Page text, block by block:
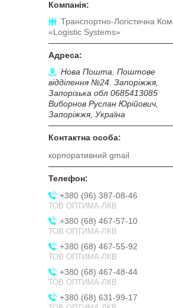
Транспортно-Логістична
«Logistic Systems»
Нова Пошта. Поштове
відділення №24. Запоріжжя,
Запорізька обл 0685413085
Виборнов Руслан Юрійович,
Запоріжжя, Україна
корпоративний gmail
+380 (96) 387-08-46
ТОВ ОПТИМА-ЛКВ
+380 (68) 467-57-10
ТОВ ОПТИМА-ЛКВ
+380 (68) 467-55-92
ТОВ ОПТИМА-ЛКВ
+380 (68) 467-48-44
ТОВ ОПТИМА-ЛКВ
+380 (68) 631-99-17